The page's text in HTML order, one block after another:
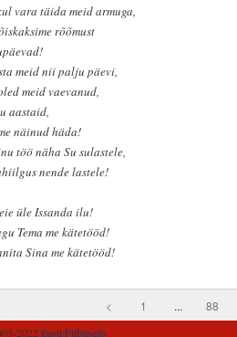
vara täida meid armuga,
rõõmust
meid nii palju päevi,
meid vaevanud,
aastaid,
näinud häda!
töö näha Su sulastele,
nende lastele!
üle Issanda ilu!
Tema me kätetööd!
Sina me kätetööd!
< 1 ... 88
2022Eesti Piibliselts